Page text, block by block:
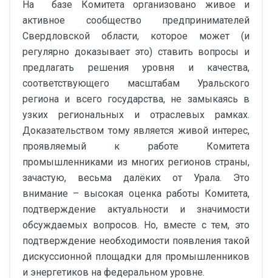
На базе Комитета организовано живое и
активное сообщество предпринимателей
Свердловской области, которое может (и
регулярно доказывает это) ставить вопросы и
предлагать решения уровня и качества,
соответствующего масштабам Уральского
региона и всего государства, не замыкаясь в
узких региональных и отраслевых рамках.
Доказательством тому является живой интерес,
проявляемый к работе Комитета
промышленниками из многих регионов страны,
зачастую, весьма далёких от Урала. Это
внимание – высокая оценка работы Комитета,
подтверждение актуальности и значимости
обсуждаемых вопросов. Но, вместе с тем, это
подтверждение необходимости появления такой
дискуссионной площадки для промышленников
и энергетиков на федеральном уровне.